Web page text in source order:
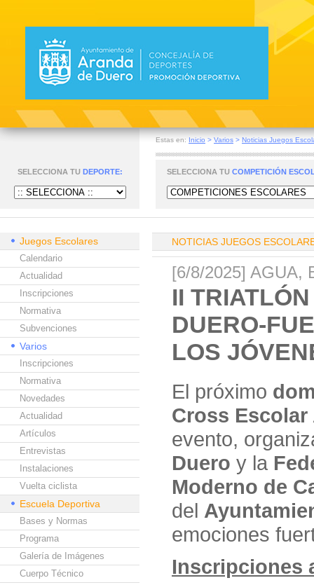
Estas en: Inicio > Varios > Noticias Juegos
SELECCIONA TU DEPORTE: SELECCIONA TU COMPETICIÓN
Juegos Escolares
Calendario
Actualidad
Inscripciones
Normativa
Subvenciones
Varios
Inscripciones
Normativa
Novedades
Actualidad
Artículos
Entrevistas
Instalaciones
Vuelta ciclista
Escuela Deportiva
Bases y Normas
Programa
Galería de Imágenes
Cuerpo Técnico
NOTICIAS JUEGOS
[6/8/2025] AGUA,
II
DUERO-
LOS
El próximo
Cross
evento,
Duero y la
Moderno de
del
emociones
Inscripciones